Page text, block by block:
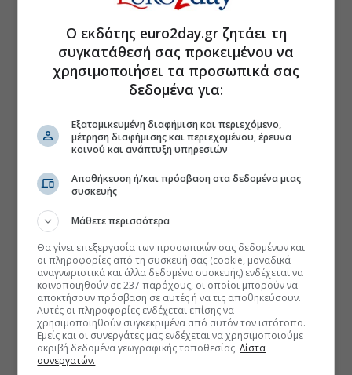
Ο εκδότης euro2day.gr ζητάει τη
συγκατάθεσή σας προκειμένου να
χρησιμοποιήσει τα προσωπικά σας
δεδομένα για:
Εξατομικευμένη διαφήμιση και περιεχόμενο,
μέτρηση διαφήμισης και περιεχομένου, έρευνα
κοινού και ανάπτυξη υπηρεσιών
Αποθήκευση ή/και πρόσβαση στα δεδομένα μιας
συσκευής
Μάθετε περισσότερα
Θα γίνει επεξεργασία των προσωπικών σας δεδομένων και
οι πληροφορίες από τη συσκευή σας (cookie, μοναδικά
αναγνωριστικά και άλλα δεδομένα συσκευής) ενδέχεται να
κοινοποιηθούν σε 237 παρόχους, οι οποίοι μπορούν να
αποκτήσουν πρόσβαση σε αυτές ή να τις αποθηκεύσουν.
Αυτές οι πληροφορίες ενδέχεται επίσης να
χρησιμοποιηθούν συγκεκριμένα από αυτόν τον ιστότοπο.
Εμείς και οι συνεργάτες μας ενδέχεται να χρησιμοποιούμε
ακριβή δεδομένα γεωγραφικής τοποθεσίας.Λίστα
συνεργατών.